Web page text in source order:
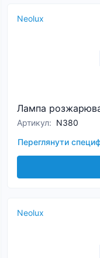
Neolux
Лампа
Артикул: N380
Переглянути
Neolux